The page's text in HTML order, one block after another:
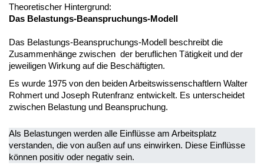
Theoretischer Hintergrund:
Das Belastungs-Beanspruchungs-Modell
Das Belastungs-Beanspruchungs-Modell beschreibt die
Zusammenhänge zwischen der beruflichen Tätigkeit und der
jeweiligen Wirkung auf die Beschäftigten.
Es wurde 1975 von den beiden Arbeitswissenschaftlern Walter
Rohmert und Joseph Rutenfranz entwickelt. Es unterscheidet
zwischen Belastung und Beanspruchung.
Als Belastungen werden alle Einflüsse am Arbeitsplatz
verstanden, die von außen auf uns einwirken. Diese Einflüsse
können positiv oder negativ sein.